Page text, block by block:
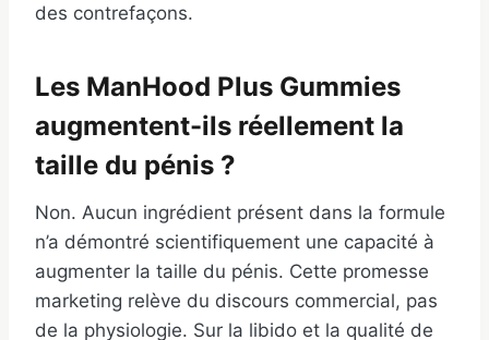
des contrefaçons.
Les ManHood Plus Gummies
augmentent-ils réellement la
taille du pénis ?
Non. Aucun ingrédient présent dans la formule
n’a démontré scientifiquement une capacité à
augmenter la taille du pénis. Cette promesse
marketing relève du discours commercial, pas
de la physiologie. Sur la libido et la qualité de